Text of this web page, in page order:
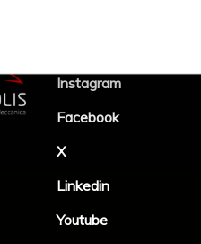
Instagram
Facebook
X
Linkedin
Youtube